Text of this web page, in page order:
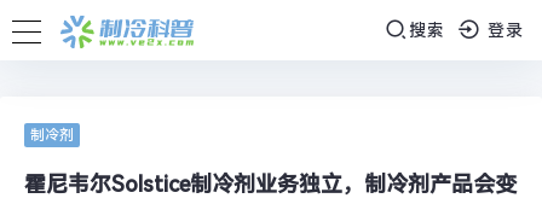
搜索 登录
制冷剂
霍尼韦尔Solstice制冷剂业务独立，制冷剂产品会变